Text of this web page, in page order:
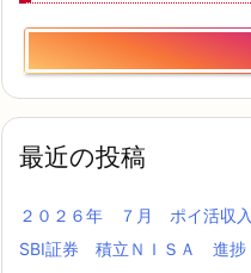
最近の投稿
２０２６年 ７月 ポイ活収入
SBI証券 積立ＮＩＳＡ 進捗